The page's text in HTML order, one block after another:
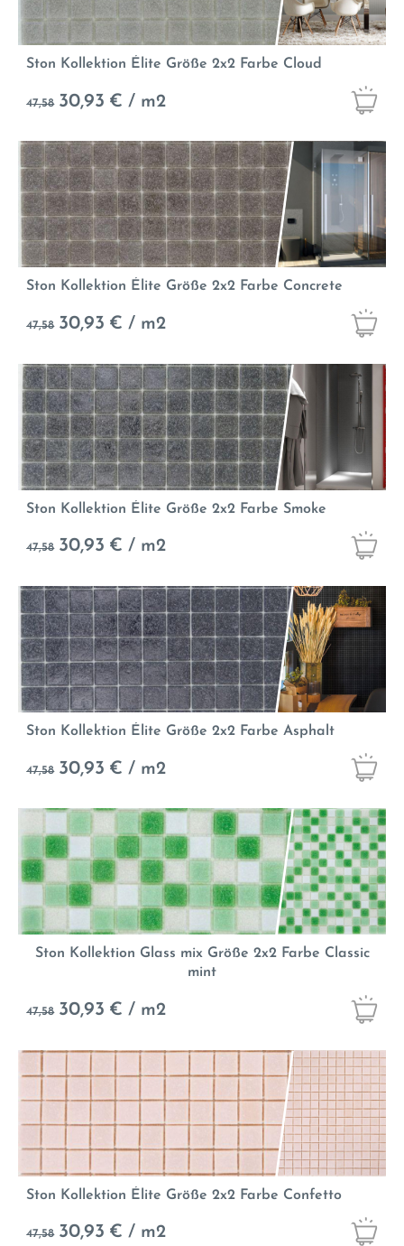
Ston Kollektion Élite Größe 2x2 Farbe Cloud
47,58 30,93 € / m2
Ston Kollektion Élite Größe 2x2 Farbe Concrete
47,58 30,93 € / m2
Ston Kollektion Élite Größe 2x2 Farbe Smoke
47,58 30,93 € / m2
Ston Kollektion Élite Größe 2x2 Farbe Asphalt
47,58 30,93 € / m2
Ston Kollektion Glass mix Größe 2x2 Farbe Classic
mint
47,58 30,93 € / m2
Ston Kollektion Élite Größe 2x2 Farbe Confetto
47,58 30,93 € / m2